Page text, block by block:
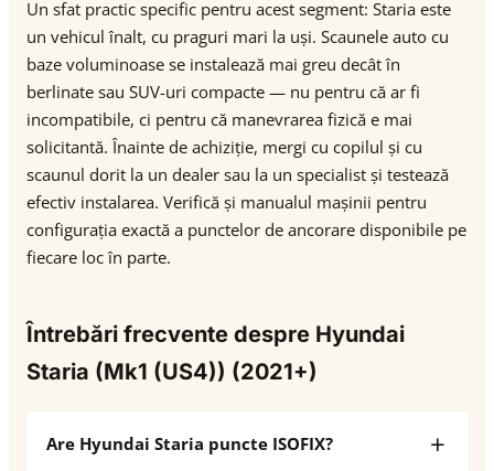
Un sfat practic specific pentru acest segment: Staria este
un vehicul înalt, cu praguri mari la uși. Scaunele auto cu
baze voluminoase se instalează mai greu decât în
berlinate sau SUV-uri compacte — nu pentru că ar fi
incompatibile, ci pentru că manevrarea fizică e mai
solicitantă. Înainte de achiziție, mergi cu copilul și cu
scaunul dorit la un dealer sau la un specialist și testează
efectiv instalarea. Verifică și manualul mașinii pentru
configurația exactă a punctelor de ancorare disponibile pe
fiecare loc în parte.
Întrebări frecvente despre Hyundai
Staria (Mk1 (US4)) (2021+)
Are Hyundai Staria puncte ISOFIX?